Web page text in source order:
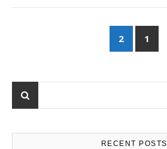
1
2
RECENT POSTS